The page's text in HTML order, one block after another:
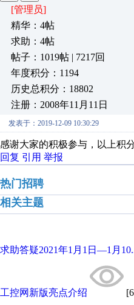
[管理员]
精华：4帖
求助：4帖
帖子：1019帖 | 7217回
年度积分：1194
历史总积分：18802
注册：2008年11月11日
发表于：2019-12-09 10:30:29
感谢大家的积极参与，以上积
回复 引用 举报
热门招聘
相关主题
求助答疑2021年1月1日—1月
工控网新版亮点介绍